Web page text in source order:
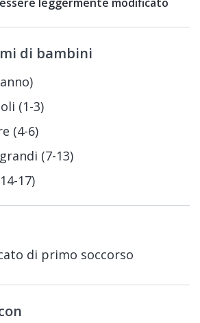
di bambini
(1-3)
(4-6)
(7-13)
17)
di primo soccorso